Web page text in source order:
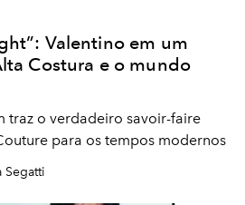
Valentino em um
Costura e o mundo
traz o verdadeiro savoir-faire
para os tempos modernos
Segatti